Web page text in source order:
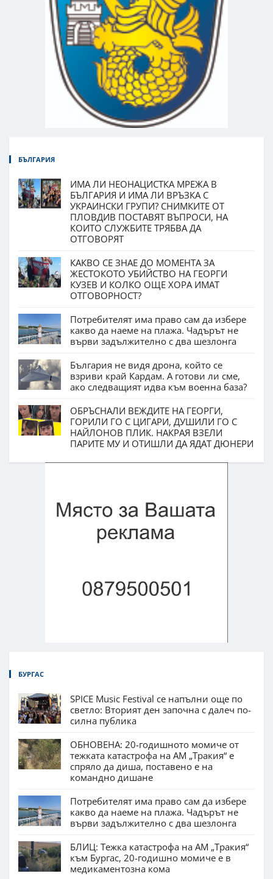
БЪЛГАРИЯ
ИМА ЛИ НЕОНАЦИСТКА МРЕЖА В
БЪЛГАРИЯ И ИМА ЛИ ВРЪЗКА С
УКРАИНСКИ ГРУПИ? СНИМКИТЕ ОТ
ПЛОВДИВ ПОСТАВЯТ ВЪПРОСИ, НА
КОИТО СЛУЖБИТЕ ТРЯБВА ДА
ОТГОВОРЯТ
КАКВО СЕ ЗНАЕ ДО МОМЕНТА ЗА
ЖЕСТОКОТО УБИЙСТВО НА ГЕОРГИ
КУЗЕВ И КОЛКО ОЩЕ ХОРА ИМАТ
ОТГОВОРНОСТ?
Потребителят има право сам да избере
какво да наеме на плажа. Чадърът не
върви задължително с два шезлонга
България не видя дрона, който се
взриви край Кардам. А готови ли сме,
ако следващият идва към военна база?
ОБРЪСНАЛИ ВЕЖДИТЕ НА ГЕОРГИ,
ГОРИЛИ ГО С ЦИГАРИ, ДУШИЛИ ГО С
НАЙЛОНОВ ПЛИК. НАКРАЯ ВЗЕЛИ
ПАРИТЕ МУ И ОТИШЛИ ДА ЯДАТ ДЮНЕРИ
БУРГАС
SPICE Music Festival се напълни още по
светло: Вторият ден започна с далеч по-
силна публика
ОБНОВЕНА: 20-годишното момиче от
тежката катастрофа на АМ „Тракия“ е
спряло да диша, поставено е на
командно дишане
Потребителят има право сам да избере
какво да наеме на плажа. Чадърът не
върви задължително с два шезлонга
БЛИЦ: Тежка катастрофа на АМ „Тракия“
към Бургас, 20-годишно момиче е в
медикаментозна кома